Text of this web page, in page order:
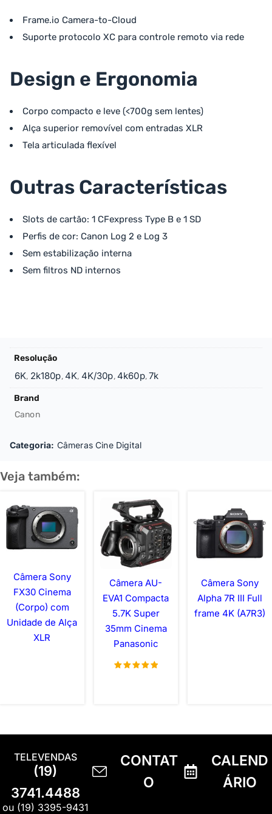
Frame.io Camera-to-Cloud
Suporte protocolo XC para controle remoto via rede
Design e Ergonomia
Corpo compacto e leve (<700g sem lentes)
Alça superior removível com entradas XLR
Tela articulada flexível
Outras Características
Slots de cartão: 1 CFexpress Type B e 1 SD
Perfis de cor: Canon Log 2 e Log 3
Sem estabilização interna
Sem filtros ND internos
Resolução
6K, 2k180p, 4K, 4K/30p, 4k60p,7k
Brand
Canon
Categoria: Câmeras Cine Digital
Veja também:
Câmera Sony
FX30 Cinema
(Corpo) com
Unidade de Alça
XLR
Câmera AU-
EVA1 Compacta
5.7K Super
35mm Cinema
Panasonic
Câmera Sony
Alpha 7R III Full
frame 4K (A7R3)
TELEVENDAS
(19)
3741.4488
ou (19) 3395-9431
CONTAT
O
CALEND
ÁRIO